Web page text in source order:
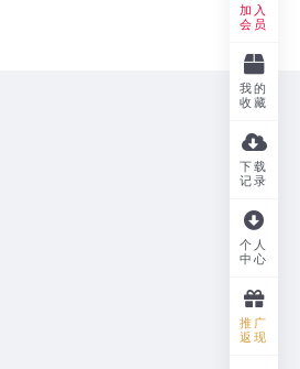
加入
会员
我的
收藏
下载
记录
个人
中心
推广
返现